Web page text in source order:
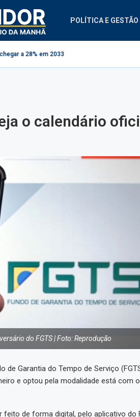
POLÍTICA E GESTÃO
Projeto cria regras para contestação
o calendário
do FGTS | Foto: Reprodução
de Garantia do Tempo de Serviço
e optou pela modalidade está com
de forma digital, pelo aplicativo do